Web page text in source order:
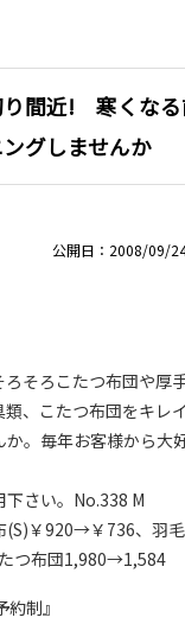
り間近! 寒くなる
グしませんか
公開日：2008/09/
そろこたつ布団や厚
、こたつ布団をキレ
か。毎年お客様から大
下さい。No.338 M
(S)￥920→￥736、羽
つ布団1,980→1,584
制』